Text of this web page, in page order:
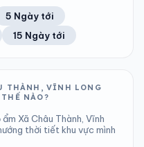
2%
Khả năng mưa
1010 hPa
Bình thường
Tốt
Ước lượng
0%
Khả năng mưa
Tốc độ gió
TẦM NHÌN
ÁP SUẤT
1010 hPa
Bình thường
5 Ngày tới
15 Ngày tới
THÀNH, VĨNH LONG
NÀO?
Xã Châu Thành, Vĩnh
thời tiết khu vực mình